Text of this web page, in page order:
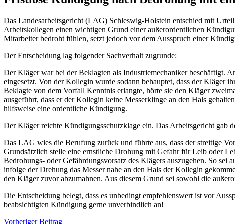
Das Landesarbeitsgericht (LAG) Schleswig-Holstein entschied mit
Arbeitskollegen einen wichtigen Grund einer außerordentlichen
Mitarbeiter bedroht fühlen, setzt jedoch vor dem Ausspruch einer
Der Entscheidung lag folgender Sachverhalt zugrunde:
Der Kläger war bei der Beklagten als Industriemechaniker beschäftigt.
eingesetzt. Von der Kollegin wurde sodann behauptet, dass der Kläger
Beklagte von dem Vorfall Kenntnis erlangte, hörte sie den Kläger
ausgeführt, dass er der Kollegin keine Messerklinge an den Hals
hilfsweise eine ordentliche Kündigung.
Der Kläger reichte Kündigungsschutzklage ein. Das Arbeitsgericht gab
Das LAG wies die Berufung zurück und führte aus, dass der streitige
Grundsätzlich stelle eine ernstliche Drohung mit Gefahr für Leib oder
Bedrohungs- oder Gefährdungsvorsatz des Klägers auszugehen. So
infolge der Drehung das Messer nahe an den Hals der Kollegin
den Kläger zuvor abzumahnen. Aus diesem Grund sei sowohl die
Die Entscheidung belegt, dass es unbedingt empfehlenswert ist vor
beabsichtigten Kündigung gerne unverbindlich an!
Vorheriger Beitrag